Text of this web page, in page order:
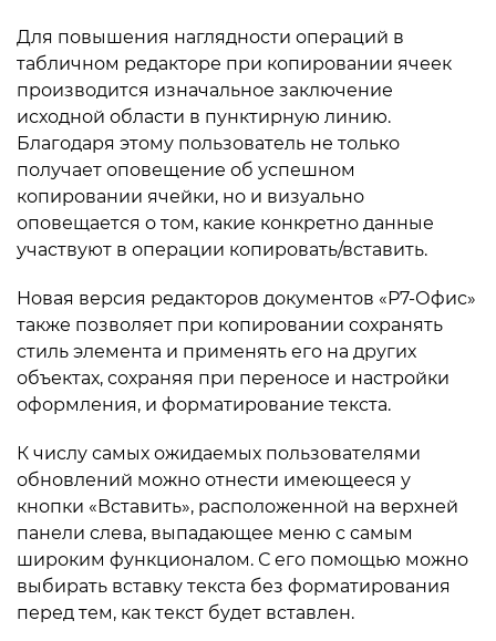
Для повышения наглядности операций в
табличном редакторе при копировании ячеек
производится изначальное заключение
исходной области в пунктирную линию.
Благодаря этому пользователь не только
получает оповещение об успешном
копировании ячейки, но и визуально
оповещается о том, какие конкретно данные
участвуют в операции копировать/вставить.
Новая версия редакторов документов «Р7-Офис»
также позволяет при копировании сохранять
стиль элемента и применять его на других
объектах, сохраняя при переносе и настройки
оформления, и форматирование текста.
К числу самых ожидаемых пользователями
обновлений можно отнести имеющееся у
кнопки «Вставить», расположенной на верхней
панели слева, выпадающее меню с самым
широким функционалом. С его помощью можно
выбирать вставку текста без форматирования
перед тем, как текст будет вставлен.